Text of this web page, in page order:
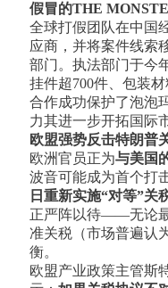
假冒的THE
全球打假团队在中国
应商，并将案件线索
部门。执法部门于今
挂件超700件、包装
合作成功保护了泡泡
力其进一步开拓国际
欧盟强势反击特朗普
欧洲官员正为与美国
波音可能成为首个打
日重新实施“对等”关
正严阵以待——无论
准关税（市场普遍认
衡。
欧盟产业政策主管斯